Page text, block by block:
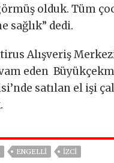
olduk. Tüm
sağlık” dedi.
Alışveriş
eden
satılan el işi
ENGELLİ IZCI